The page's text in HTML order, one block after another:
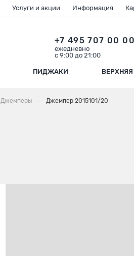
ПИДЖАКИ
+7 495 707 00 00
ежедневно
с 9:00 до 21:00
Услуги и акции Информация
Джемперы Джемпер 2015101/20